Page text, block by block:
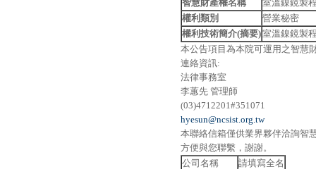
智慧財產權名稱
室溫鎳鏡製
權利類別
營業秘密
權利技術簡介(摘要)室溫鎳鏡製
本公告項目為本院可運用之智慧
連絡資訊:
法律事務室
李蕙先 管理師
(03)4712201#351071
hyesun@ncsist.org.tw
本聯絡信箱僅供業界夥伴洽詢智
方便與您聯繫，謝謝。
公司名稱
請填寫全名